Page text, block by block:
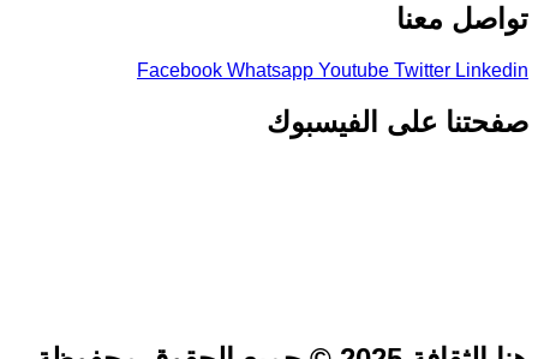
تواصل معنا
Facebook Whatsapp Youtube Twitter Linkedin
صفحتنا على الفيسبوك